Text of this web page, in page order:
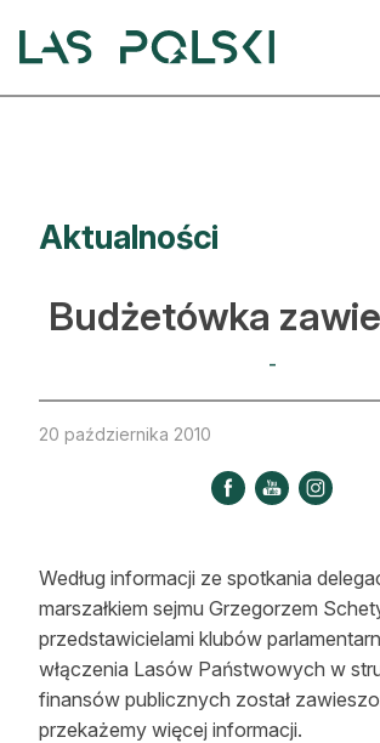
Artykuły
Hodowla lasu
Nowe technologie
Kultura i historia
Strefa eksperta
Auto do lasu
Dla drwala
Leśnik na zakupach
Aktualności
Budżetówka
-
20 października 2010
Według informacji ze spotkania
marszałkiem sejmu Grzegorzem
przedstawicielami klubów
włączenia Lasów Państwowych w
finansów publicznych został
przekażemy więcej informacji.